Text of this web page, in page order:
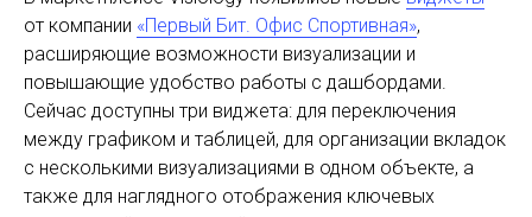
от компании «Первый Бит. Офис Спортивная»,
расширяющие возможности визуализации и
повышающие удобство работы с дашбордами.
Сейчас доступны три виджета: для переключения
между графиком и таблицей, для организации вкладок
с несколькими визуализациями в одном объекте, а
также для наглядного отображения ключевых